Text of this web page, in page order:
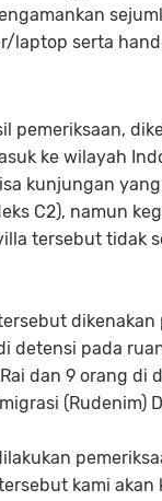
laptop serta
pemeriksaan,
ke wilayah
kunjungan
C2), namun
tersebut tidak
detensi pada
dan 9 orang di
(Rudenim)
kami